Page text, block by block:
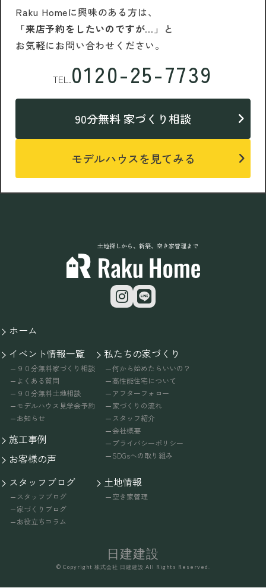
Raku Homeに興味のある方は、
「来店予約をしたいのですが…」 と
お気軽にお問い合わせください。
TEL.0120-25-7739
90分無料 家づくり相談
モデルハウスを見てみる
土地探しから、新築、空き家管理まで
ホーム
イベント情報一覧
９０分無料家づくり相談
よくある質問
９０分無料土地相談
モデルハウス見学会予約
お知らせ
施工事例
お客様の声
私たちの家づくり
何から始めたらいいの？
高性能住宅について
アフターフォロー
家づくりの流れ
スタッフ紹介
会社概要
プライバシーポリシー
SDGsへの取り組み
スタッフブログ
スタッフブログ
家づくりブログ
お役立ちコラム
土地情報
空き家管理
日建建設
© Copyright 株式会社 日建建設 All Rights Reserved.